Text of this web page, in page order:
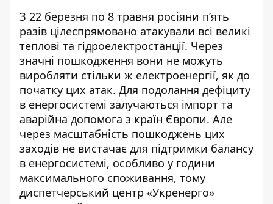
З 22 березня по 8 травня росіяни п’ять
разів цілеспрямовано атакували всі великі
теплові та гідроелектростанції. Через
значні пошкодження вони не можуть
виробляти стільки ж електроенергії, як до
початку цих атак. Для подолання дефіциту
в енергосистемі залучаються імпорт та
аварійна допомога з країн Європи. Але
через масштабність пошкоджень цих
заходів не вистачає для підтримки балансу
в енергосистемі, особливо у години
максимального споживання, тому
диспетчерський центр «Укренерго»